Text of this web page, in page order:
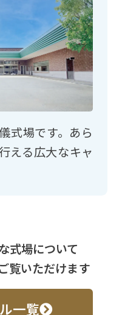
式場です。あら
える広大なキャ
式場について
覧いただけます
一覧